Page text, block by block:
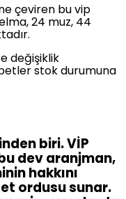
çeviren bu vip
24 muz, 44
değişiklik
stok durumuna
biri. VİP
dev aranjman,
hakkını
ordusu sunar.